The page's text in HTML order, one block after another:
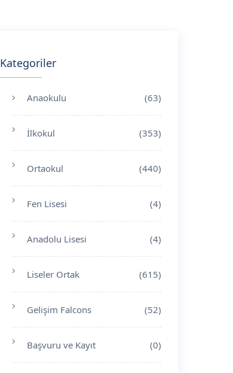
Kategoriler
Anaokulu (63)
İlkokul (353)
Ortaokul (440)
Fen Lisesi (4)
Anadolu Lisesi (4)
Liseler Ortak (615)
Gelişim Falcons (52)
Başvuru ve Kayıt (0)